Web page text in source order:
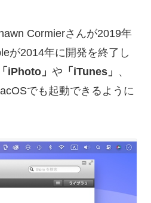
Cormierさんが2019年
が2014年に開発を終了し
「iPhoto」 や 「iTunes」 、
でも起動できるように